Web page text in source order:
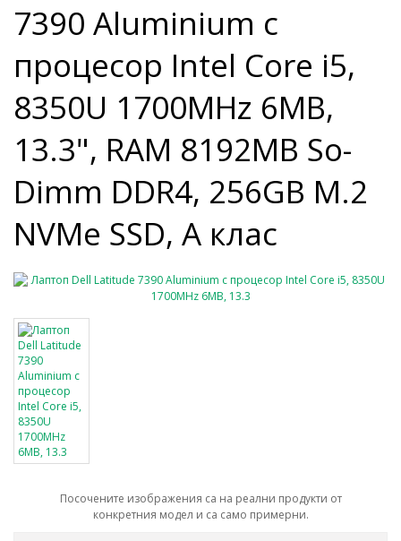
7390 Aluminium с
процесор Intel Core i5,
8350U 1700MHz 6MB,
13.3", RAM 8192MB So-
Dimm DDR4, 256GB M.2
NVMe SSD, A клас
Посочените изображения са на реални продукти от
конкретния модел и са само примерни.